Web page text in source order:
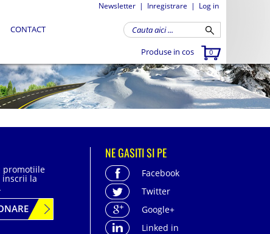
Newsletter | Inregistrare | Log in
Produse in cos 0
CONTACT
promotiile
inscrii la
NE GASITI SI PE
Facebook
Twitter
Google+
Linked in